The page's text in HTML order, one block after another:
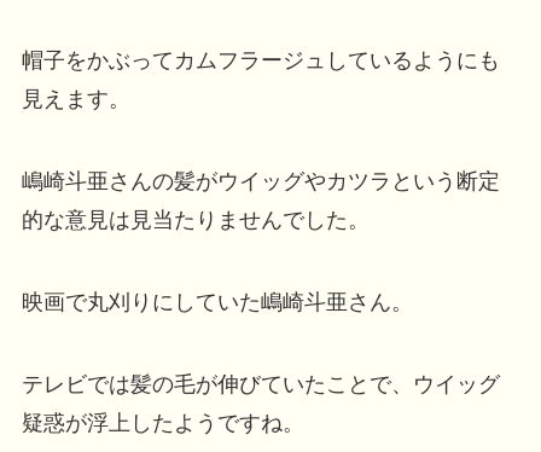
帽子をかぶってカムフラージュしているようにも
見えます。
嶋崎斗亜さんの髪がウイッグやカツラという断定
的な意見は見当たりませんでした。
映画で丸刈りにしていた嶋崎斗亜さん。
テレビでは髪の毛が伸びていたことで、ウイッグ
疑惑が浮上したようですね。